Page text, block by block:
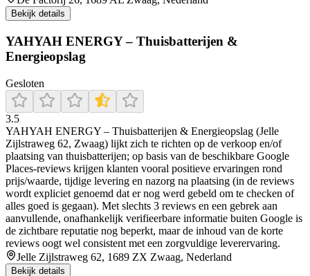
Bekijk details
YAHYAH ENERGY – Thuisbatterijen &
Energieopslag
Gesloten
3.5
YAHYAH ENERGY – Thuisbatterijen & Energieopslag (Jelle
Zijlstraweg 62, Zwaag) lijkt zich te richten op de verkoop en/of
plaatsing van thuisbatterijen; op basis van de beschikbare Google
Places-reviews krijgen klanten vooral positieve ervaringen rond
prijs/waarde, tijdige levering en nazorg na plaatsing (in de reviews
wordt expliciet genoemd dat er nog werd gebeld om te checken of
alles goed is gegaan). Met slechts 3 reviews en een gebrek aan
aanvullende, onafhankelijk verifieerbare informatie buiten Google is
de zichtbare reputatie nog beperkt, maar de inhoud van de korte
reviews oogt wel consistent met een zorgvuldige leverervaring.
Jelle Zijlstraweg 62, 1689 ZX Zwaag, Nederland
Bekijk details